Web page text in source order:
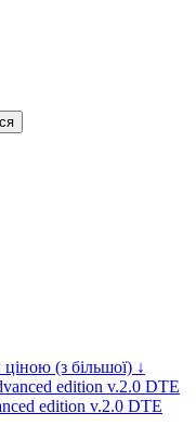
ціною (з більшої) ↓
edition v.2.0 DTE